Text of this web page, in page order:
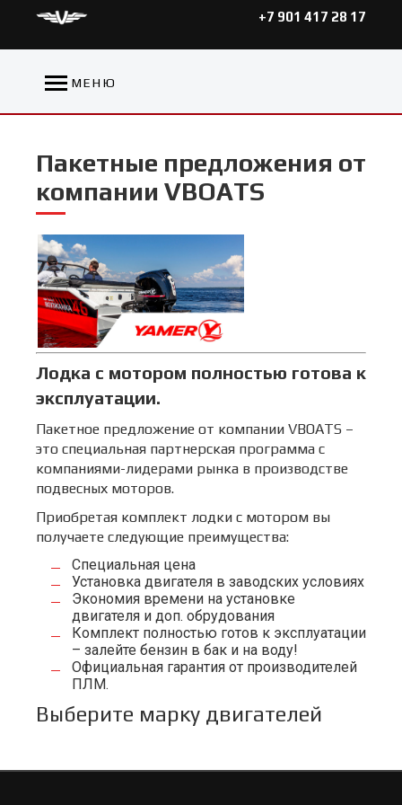
+7 901 417 28 17
МЕНЮ
Пакетные предложения от
компании VBOATS
Лодка с мотором полностью готова к
эксплуатации.
Пакетное предложение от компании VBOATS –
это специальная партнерская программа с
компаниями-лидерами рынка в производстве
подвесных моторов.
Приобретая комплект лодки с мотором вы
получаете следующие преимущества:
Специальная цена
Установка двигателя в заводских условиях
Экономия времени на установке
двигателя и доп. обрудования
Комплект полностью готов к эксплуатации
– залейте бензин в бак и на воду!
Официальная гарантия от производителей
ПЛМ.
Выберите марку двигателей